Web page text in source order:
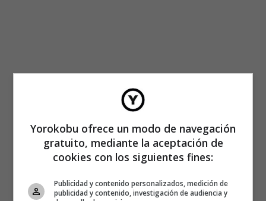
Yorokobu ofrece un modo de navegación
gratuito, mediante la aceptación de
cookies con los siguientes fines:
Publicidad y contenido personalizados, medición de
publicidad y contenido, investigación de audiencia y